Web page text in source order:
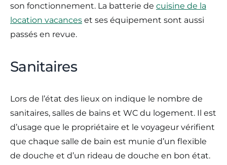
son fonctionnement. La batterie de cuisine de la
location vacances et ses équipement sont aussi
passés en revue.
Sanitaires
Lors de l’état des lieux on indique le nombre de
sanitaires, salles de bains et WC du logement. Il est
d’usage que le propriétaire et le voyageur vérifient
que chaque salle de bain est munie d’un flexible
de douche et d’un rideau de douche en bon état.